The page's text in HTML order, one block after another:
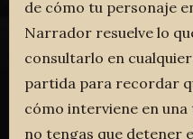
de cómo tu personaje
Narrador resuelve lo
consultarlo en
partida para recordar
cómo interviene en
no tengas que detener